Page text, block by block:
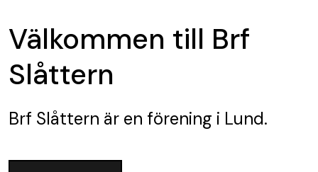
Välkommen till Brf
Slåttern
Brf Slåttern är en förening i Lund.